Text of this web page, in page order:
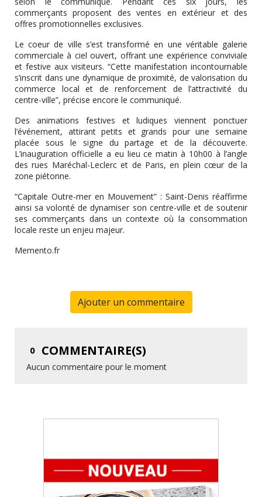
commerçants proposent des ventes en extérieur et des
offres promotionnelles exclusives.
Le coeur de ville s’est transformé en une véritable galerie
commerciale à ciel ouvert, offrant une expérience conviviale
et festive aux visiteurs. “Cette manifestation incontournable
s’inscrit dans une dynamique de proximité, de valorisation du
commerce local et de renforcement de l’attractivité du
centre-ville”, précise encore le communiqué.
Des animations festives et ludiques viennent ponctuer
l’événement, attirant petits et grands pour une semaine
placée sous le signe du partage et de la découverte.
L’inauguration officielle a eu lieu ce matin à 10h00 à l’angle
des rues Maréchal-Leclerc et de Paris, en plein cœur de la
zone piétonne.
“Capitale Outre-mer en Mouvement” : Saint-Denis réaffirme
ainsi sa volonté de dynamiser son centre-ville et de soutenir
ses commerçants dans un contexte où la consommation
locale reste un enjeu majeur.
Memento.fr
Ajouter un commentaire
0 COMMENTAIRE(S)
Aucun commentaire pour le moment